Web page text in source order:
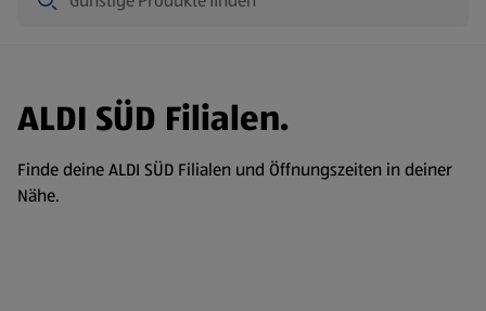
ALDI SÜD Filialen.
Finde deine ALDI SÜD Filialen und Öffnungszeiten in deiner
Nähe.